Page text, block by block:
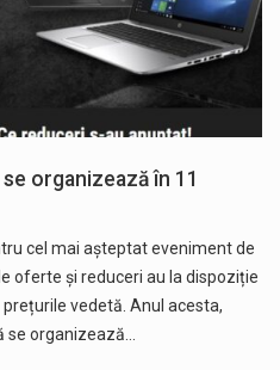
organizează în 11
cel mai așteptat eveniment de
oferte și reduceri au la dispoziție
vedetă. Anul acesta,
se organizează…